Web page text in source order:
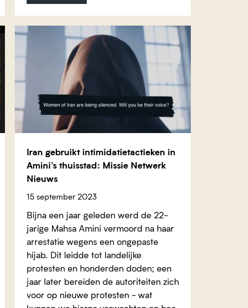
Iran gebruikt intimidatietactieken in
Amini’s thuisstad: Missie Netwerk
Nieuws
15 september 2023
Bijna een jaar geleden werd de 22-
jarige Mahsa Amini vermoord na haar
arrestatie wegens een ongepaste
hijab. Dit leidde tot landelijke
protesten en honderden doden; een
jaar later bereiden de autoriteiten zich
voor op nieuwe protesten - wat